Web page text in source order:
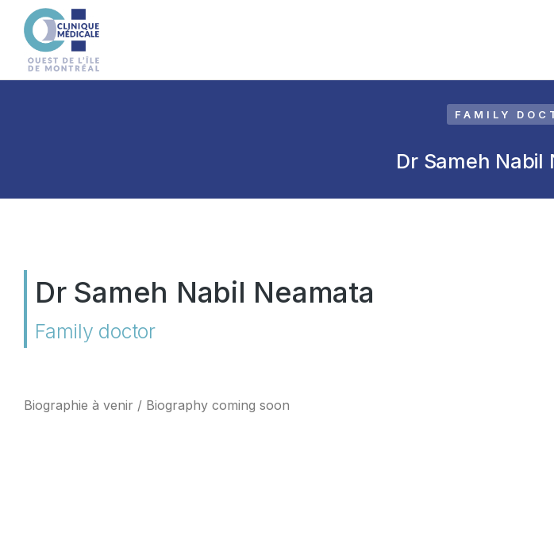
FAMILY
Dr Sameh Nabil
Dr Sameh Nabil Neamata
Family doctor
Biographie à venir / Biography coming soon